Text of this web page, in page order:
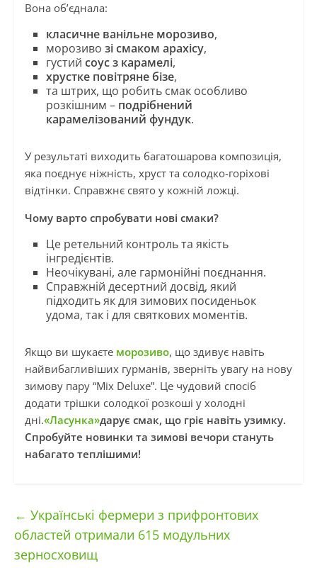
Вона об’єднала:
класичне ванільне морозиво,
морозиво зі смаком арахісу,
густий соус з карамелі,
хрустке повітряне бізе,
та штрих, що робить смак особливо
розкішним – подрібнений
карамелізований фундук.
У результаті виходить багатошарова композиція,
яка поєднує ніжність, хруст та солодко-горіхові
відтінки. Справжнє свято у кожній ложці.
Чому варто спробувати нові смаки?
Це ретельний контроль та якість
інгредієнтів.
Неочікувані, але гармонійні поєднання.
Справжній десертний досвід, який
підходить як для зимових посиденьок
удома, так і для святкових моментів.
Якщо ви шукаєте морозиво, що здивує навіть
найвибагливіших гурманів, зверніть увагу на нову
зимову пару “Mix Deluxe”. Це чудовий спосіб
додати трішки солодкої розкоші у холодні
дні.«Ласунка»дарує смак, що гріє навіть узимку.
Спробуйте новинки та зимові вечори стануть
набагато теплішими!
← Українські фермери з прифронтових
областей отримали 615 модульних
зерносховищ